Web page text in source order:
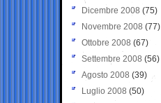
Dicembre 2008 (75)
Novembre 2008 (77)
Ottobre 2008 (67)
Settembre 2008 (56)
Agosto 2008 (39)
Luglio 2008 (50)